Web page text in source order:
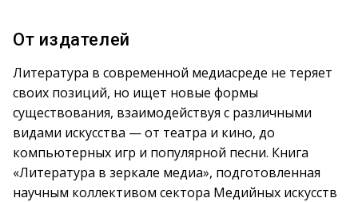
От издателей
Литература в современной медиасреде не теряет
своих позиций, но ищет новые формы
существования, взаимодействуя с различными
видами искусства — от театра и кино, до
компьютерных игр и популярной песни. Книга
«Литература в зеркале медиа», подготовленная
научным коллективом сектора Медийных искусств